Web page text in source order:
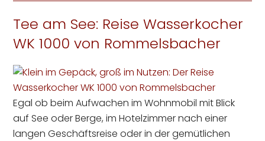
Tee am See: Reise Wasserkocher
WK 1000 von Rommelsbacher
Egal ob beim Aufwachen im Wohnmobil mit Blick
auf See oder Berge, im Hotelzimmer nach einer
langen Geschäftsreise oder in der gemütlichen